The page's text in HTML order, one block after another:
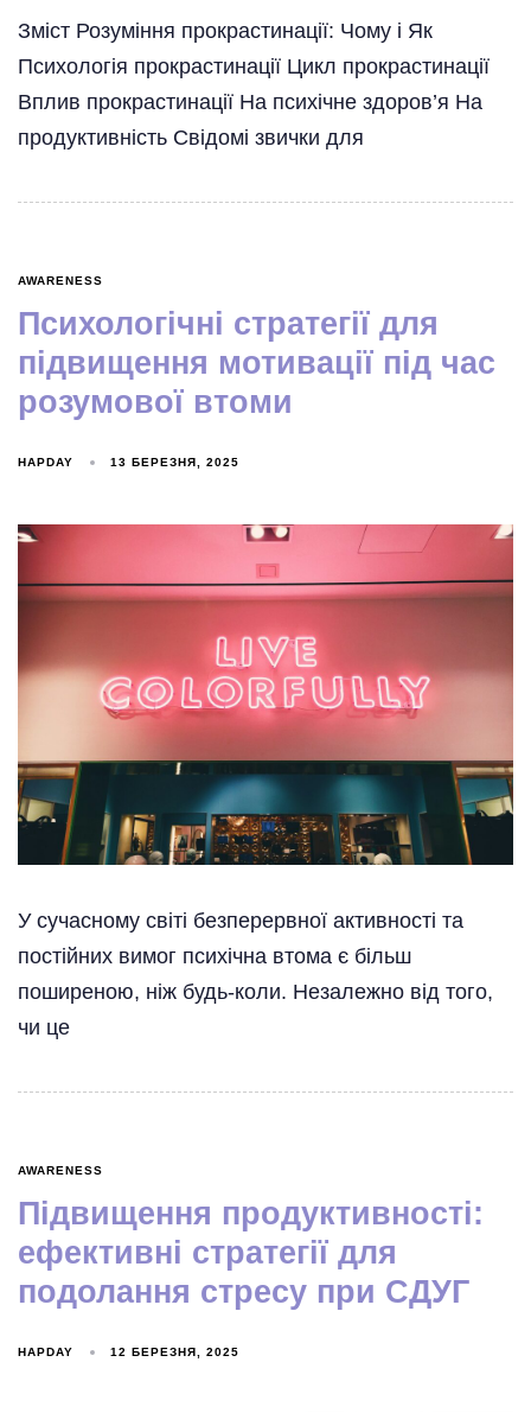
Зміст Розуміння прокрастинації: Чому і Як
Психологія прокрастинації Цикл прокрастинації
Вплив прокрастинації На психічне здоров’я На
продуктивність Свідомі звички для
AWARENESS
Психологічні стратегії для
підвищення мотивації під час
розумової втоми
HAPDAY 13 БЕРЕЗНЯ, 2025
У сучасному світі безперервної активності та
постійних вимог психічна втома є більш
поширеною, ніж будь-коли. Незалежно від того,
чи це
AWARENESS
Підвищення продуктивності:
ефективні стратегії для
подолання стресу при СДУГ
HAPDAY 12 БЕРЕЗНЯ, 2025